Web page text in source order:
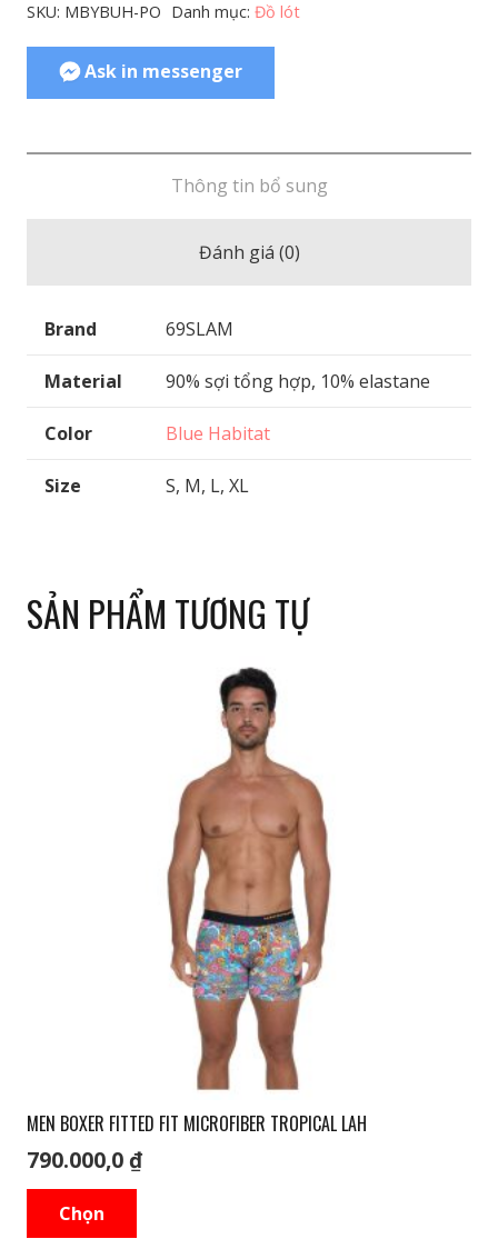
Fit
Microfiber
số
SKU: MBYBUH-PO Danh mục: Đồ lót
Ask in messenger
Thông tin bổ sung
Đánh giá (0)
Brand 69SLAM
Material 90% sợi tổng hợp, 10% elastane
Color Blue Habitat
Size S, M, L, XL
SẢN PHẨM TƯƠNG TỰ
MEN BOXER FITTED FIT MICROFIBER TROPICAL LAH
790.000,0₫
Chọn